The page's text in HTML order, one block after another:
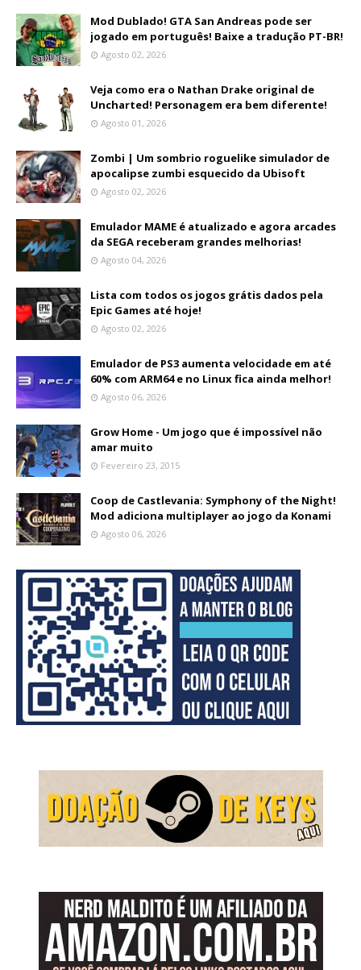
Mod Dublado! GTA San Andreas pode ser
jogado em português! Baixe a tradução PT-BR!
Agosto 02, 2026
Veja como era o Nathan Drake original de
Uncharted! Personagem era bem diferente!
Agosto 01, 2026
Zombi | Um sombrio roguelike simulador de
apocalipse zumbi esquecido da Ubisoft
Agosto 02, 2026
Emulador MAME é atualizado e agora arcades
da SEGA receberam grandes melhorias!
Agosto 04, 2026
Lista com todos os jogos grátis dados pela
Epic Games até hoje!
Agosto 02, 2026
Emulador de PS3 aumenta velocidade em até
60% com ARM64 e no Linux fica ainda melhor!
Agosto 06, 2026
Grow Home - Um jogo que é impossível não
amar muito
Fevereiro 23, 2015
Coop de Castlevania: Symphony of the Night!
Mod adiciona multiplayer ao jogo da Konami
Agosto 06, 2026